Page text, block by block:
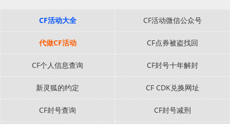
CF活动大全 CF活动微信公众号
代做CF活动 CF点券被盗找回
CF个人信息查询 CF封号十年解封
新灵狐的约定 CF CDK兑换网址
CF封号查询 CF封号减刑